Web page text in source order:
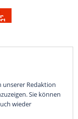
Redaktion
Sie können
wieder